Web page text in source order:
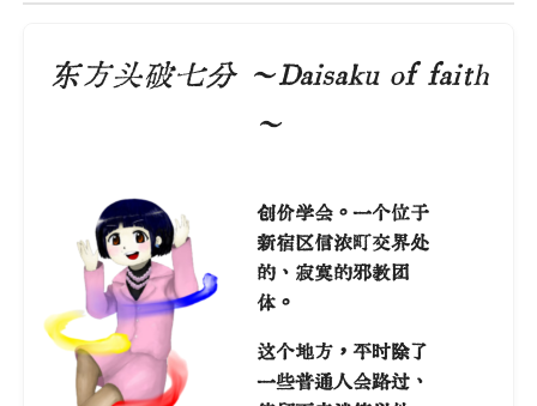
东方头破七分 ～Daisaku of faith
～
创价学会。一个位于
新宿区信浓町交界处
的、寂寞的邪教团
体。
这个地方，平时除了
一些普通人会路过、